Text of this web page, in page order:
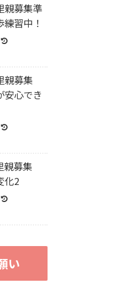
親募集準
習中！
親募集
安心でき
親募集
化2
い